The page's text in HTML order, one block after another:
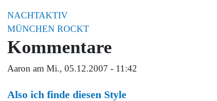
NACHTAKTIV
MÜNCHEN ROCKT
Kommentare
Aaron am Mi., 05.12.2007 - 11:42
Also ich finde diesen Style